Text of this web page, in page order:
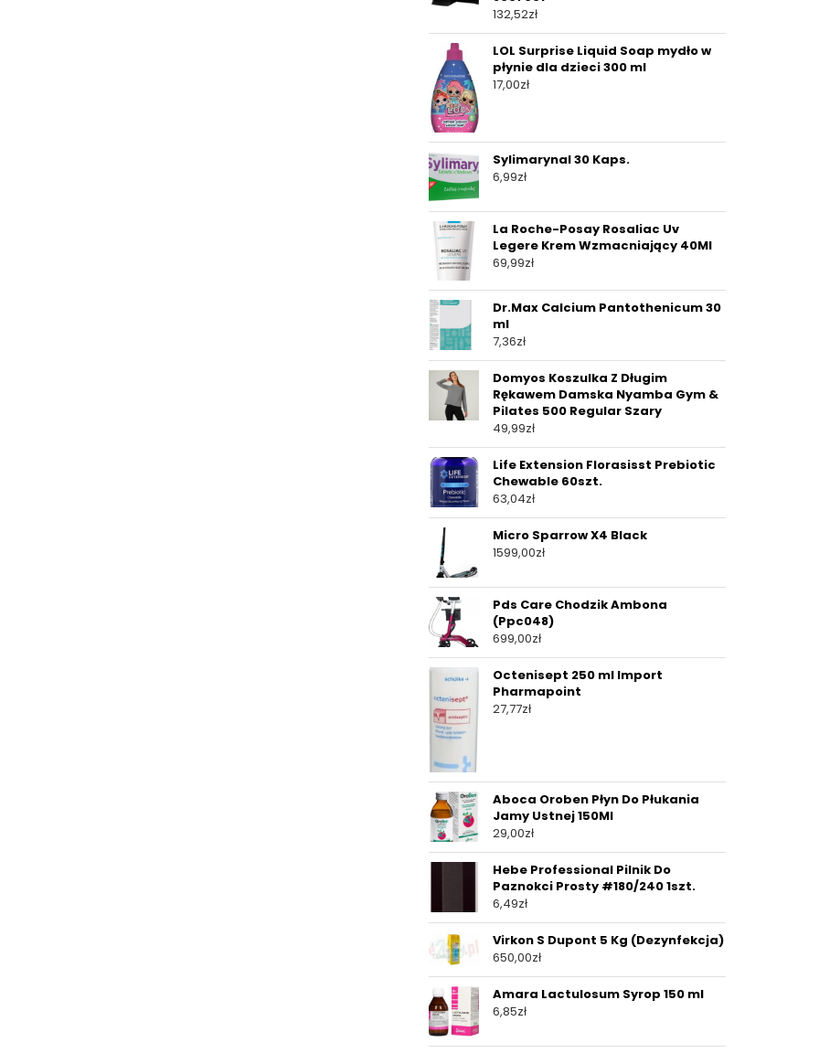
132,52zł
LOL Surprise Liquid Soap mydło w
płynie dla dzieci 300 ml
17,00zł
Sylimarynal 30 Kaps.
6,99zł
La Roche-Posay Rosaliac Uv
Legere Krem Wzmacniający 40Ml
69,99zł
Dr.Max Calcium Pantothenicum 30
ml
7,36zł
Domyos Koszulka Z Długim
Rękawem Damska Nyamba Gym &
Pilates 500 Regular Szary
49,99zł
Life Extension Florasisst Prebiotic
Chewable 60szt.
63,04zł
Micro Sparrow X4 Black
1599,00zł
Pds Care Chodzik Ambona
(Ppc048)
699,00zł
Octenisept 250 ml Import
Pharmapoint
27,77zł
Aboca Oroben Płyn Do Płukania
Jamy Ustnej 150Ml
29,00zł
Hebe Professional Pilnik Do
Paznokci Prosty #180/240 1szt.
6,49zł
Virkon S Dupont 5 Kg (Dezynfekcja)
650,00zł
Amara Lactulosum Syrop 150 ml
6,85zł